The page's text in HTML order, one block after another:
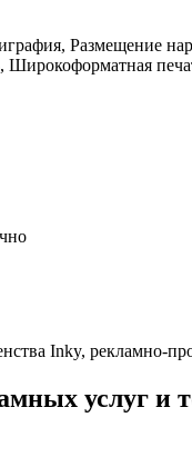
Размещение
Широкоформатная
Inky, рекламно-
услуг и